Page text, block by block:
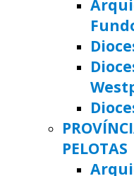
PELOTAS